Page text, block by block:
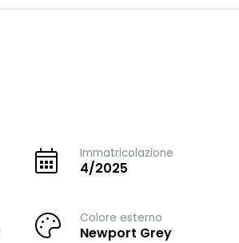
Immatricolazione
4/2025
Colore esterno
Newport Grey